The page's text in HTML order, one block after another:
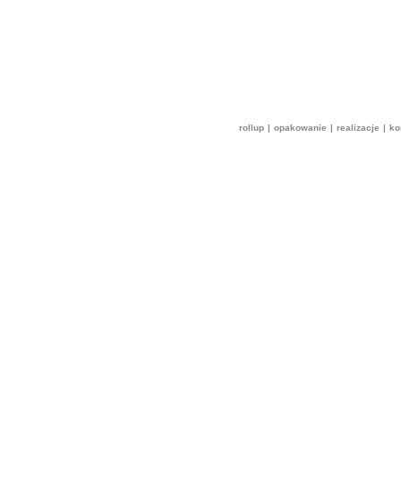
rollup | opakowanie | realizacje |